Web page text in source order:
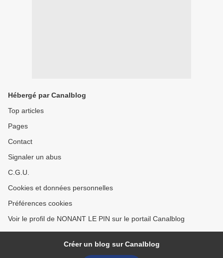
Hébergé par Canalblog
Top articles
Pages
Contact
Signaler un abus
C.G.U.
Cookies et données personnelles
Préférences cookies
Voir le profil de NONANT LE PIN sur le portail Canalblog
Créer un blog sur Canalblog